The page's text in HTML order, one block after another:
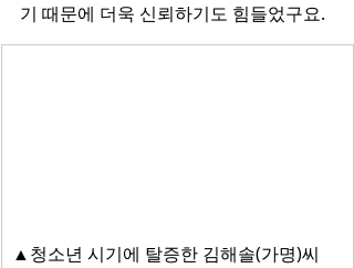
기 때문에 더욱 신뢰하기도 힘들었구요.
▲청소년 시기에 탈증한 김해솔(가명)씨